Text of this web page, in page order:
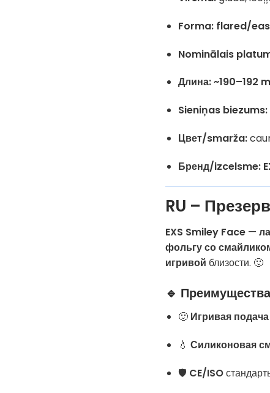
Forma: flared/
Nominālais
Длина:~190–192
Sieniņas biezums:
Цвет/smarža:
Бренд/izcelsme:
RU –
EXS Smiley Face —
фольгу со
игривой близости. 🙂
🔹
🙂 Игривая подача
💧Силиконовая
🛡️ CE/ISO